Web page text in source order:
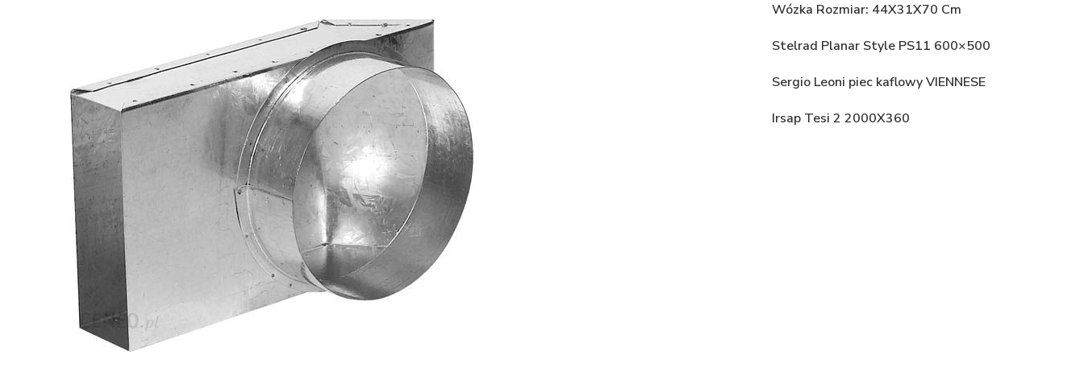
Wózka Rozmiar: 44X31X70 Cm
Stelrad Planar Style PS11 600×500
Sergio Leoni piec kaflowy VIENNESE
Irsap Tesi 2 2000X360